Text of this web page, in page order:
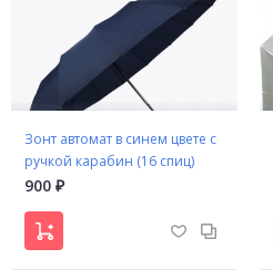
Зонт автомат в синем цвете с
ручкой карабин (16 спиц)
900 ₽